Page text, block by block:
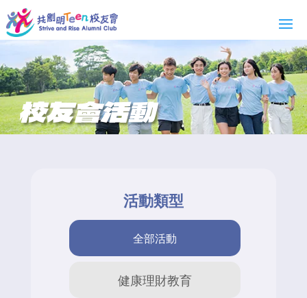
校友會活動
活動類型
全部活動
健康理財教育